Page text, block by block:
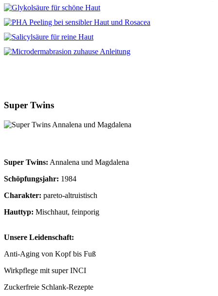
Super Twins
Super Twins: Annalena und Magdalena
Schöpfungsjahr: 1984
Charakter: pareto-altruistisch
Hauttyp: Mischhaut, feinporig
Unsere Leidenschaft:
Anti-Aging von Kopf bis Fuß
Wirkpflege mit super INCI
Zuckerfreie Schlank-Rezepte